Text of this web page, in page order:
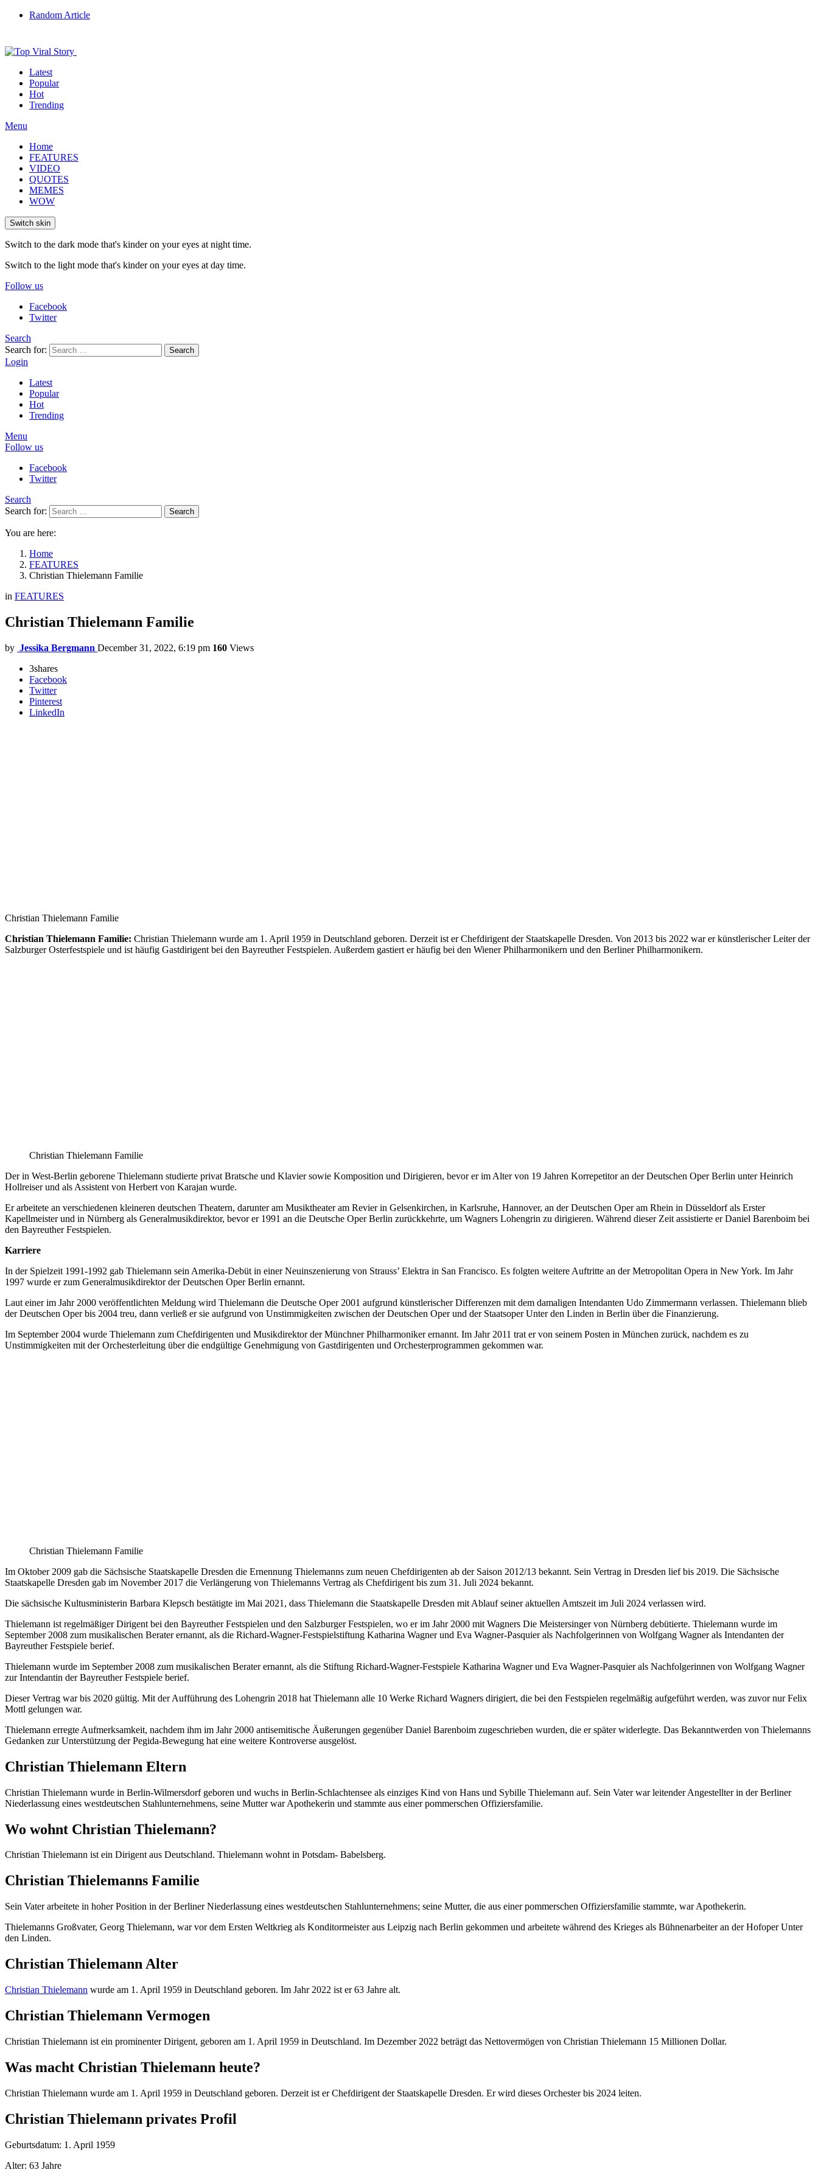
Random Article
Latest
Popular
Hot
Trending
Menu
Home
FEATURES
VIDEO
QUOTES
MEMES
WOW
Switch skin
Switch to the dark mode that's kinder on your eyes at night time.
Switch to the light mode that's kinder on your eyes at day time.
Follow us
Facebook
Twitter
Search
Search for:
Search
Login
Latest
Popular
Hot
Trending
Menu
Follow us
Facebook
Twitter
Search
Search for:
Search
You are here:
Home
FEATURES
Christian Thielemann Familie
in FEATURES
Christian Thielemann Familie
by Jessika Bergmann December 31, 2022, 6:19 pm 160 Views
3shares
Facebook
Twitter
Pinterest
LinkedIn
Christian Thielemann Familie
Christian Thielemann Familie: Christian Thielemann wurde am 1. April 1959 in Deutschland geboren. Derzeit ist er Chefdirigent der Staatskapelle Dresden. Von 2013 bis 2022 war er künstlerischer Leiter der
Salzburger Osterfestspiele und ist häufig Gastdirigent bei den Bayreuther Festspielen. Außerdem gastiert er häufig bei den Wiener Philharmonikern und den Berliner Philharmonikern.
Christian Thielemann Familie
Der in West-Berlin geborene Thielemann studierte privat Bratsche und Klavier sowie Komposition und Dirigieren, bevor er im Alter von 19 Jahren Korrepetitor an der Deutschen Oper Berlin unter Heinrich
Hollreiser und als Assistent von Herbert von Karajan wurde.
Er arbeitete an verschiedenen kleineren deutschen Theatern, darunter am Musiktheater am Revier in Gelsenkirchen, in Karlsruhe, Hannover, an der Deutschen Oper am Rhein in Düsseldorf als Erster
Kapellmeister und in Nürnberg als Generalmusikdirektor, bevor er 1991 an die Deutsche Oper Berlin zurückkehrte, um Wagners Lohengrin zu dirigieren. Während dieser Zeit assistierte er Daniel Barenboim bei
den Bayreuther Festspielen.
Karriere
In der Spielzeit 1991-1992 gab Thielemann sein Amerika-Debüt in einer Neuinszenierung von Strauss’ Elektra in San Francisco. Es folgten weitere Auftritte an der Metropolitan Opera in New York. Im Jahr
1997 wurde er zum Generalmusikdirektor der Deutschen Oper Berlin ernannt.
Laut einer im Jahr 2000 veröffentlichten Meldung wird Thielemann die Deutsche Oper 2001 aufgrund künstlerischer Differenzen mit dem damaligen Intendanten Udo Zimmermann verlassen. Thielemann blieb
der Deutschen Oper bis 2004 treu, dann verließ er sie aufgrund von Unstimmigkeiten zwischen der Deutschen Oper und der Staatsoper Unter den Linden in Berlin über die Finanzierung.
Im September 2004 wurde Thielemann zum Chefdirigenten und Musikdirektor der Münchner Philharmoniker ernannt. Im Jahr 2011 trat er von seinem Posten in München zurück, nachdem es zu
Unstimmigkeiten mit der Orchesterleitung über die endgültige Genehmigung von Gastdirigenten und Orchesterprogrammen gekommen war.
Christian Thielemann Familie
Im Oktober 2009 gab die Sächsische Staatskapelle Dresden die Ernennung Thielemanns zum neuen Chefdirigenten ab der Saison 2012/13 bekannt. Sein Vertrag in Dresden lief bis 2019. Die Sächsische
Staatskapelle Dresden gab im November 2017 die Verlängerung von Thielemanns Vertrag als Chefdirigent bis zum 31. Juli 2024 bekannt.
Die sächsische Kultusministerin Barbara Klepsch bestätigte im Mai 2021, dass Thielemann die Staatskapelle Dresden mit Ablauf seiner aktuellen Amtszeit im Juli 2024 verlassen wird.
Thielemann ist regelmäßiger Dirigent bei den Bayreuther Festspielen und den Salzburger Festspielen, wo er im Jahr 2000 mit Wagners Die Meistersinger von Nürnberg debütierte. Thielemann wurde im
September 2008 zum musikalischen Berater ernannt, als die Richard-Wagner-Festspielstiftung Katharina Wagner und Eva Wagner-Pasquier als Nachfolgerinnen von Wolfgang Wagner als Intendanten der
Bayreuther Festspiele berief.
Thielemann wurde im September 2008 zum musikalischen Berater ernannt, als die Stiftung Richard-Wagner-Festspiele Katharina Wagner und Eva Wagner-Pasquier als Nachfolgerinnen von Wolfgang Wagner
zur Intendantin der Bayreuther Festspiele berief.
Dieser Vertrag war bis 2020 gültig. Mit der Aufführung des Lohengrin 2018 hat Thielemann alle 10 Werke Richard Wagners dirigiert, die bei den Festspielen regelmäßig aufgeführt werden, was zuvor nur Felix
Mottl gelungen war.
Thielemann erregte Aufmerksamkeit, nachdem ihm im Jahr 2000 antisemitische Äußerungen gegenüber Daniel Barenboim zugeschrieben wurden, die er später widerlegte. Das Bekanntwerden von Thielemanns
Gedanken zur Unterstützung der Pegida-Bewegung hat eine weitere Kontroverse ausgelöst.
Christian Thielemann Eltern
Christian Thielemann wurde in Berlin-Wilmersdorf geboren und wuchs in Berlin-Schlachtensee als einziges Kind von Hans und Sybille Thielemann auf. Sein Vater war leitender Angestellter in der Berliner
Niederlassung eines westdeutschen Stahlunternehmens, seine Mutter war Apothekerin und stammte aus einer pommerschen Offiziersfamilie.
Wo wohnt Christian Thielemann?
Christian Thielemann ist ein Dirigent aus Deutschland. Thielemann wohnt in Potsdam- Babelsberg.
Christian Thielemanns Familie
Sein Vater arbeitete in hoher Position in der Berliner Niederlassung eines westdeutschen Stahlunternehmens; seine Mutter, die aus einer pommerschen Offiziersfamilie stammte, war Apothekerin.
Thielemanns Großvater, Georg Thielemann, war vor dem Ersten Weltkrieg als Konditormeister aus Leipzig nach Berlin gekommen und arbeitete während des Krieges als Bühnenarbeiter an der Hofoper Unter
den Linden.
Christian Thielemann Alter
Christian Thielemann wurde am 1. April 1959 in Deutschland geboren. Im Jahr 2022 ist er 63 Jahre alt.
Christian Thielemann Vermogen
Christian Thielemann ist ein prominenter Dirigent, geboren am 1. April 1959 in Deutschland. Im Dezember 2022 beträgt das Nettovermögen von Christian Thielemann 15 Millionen Dollar.
Was macht Christian Thielemann heute?
Christian Thielemann wurde am 1. April 1959 in Deutschland geboren. Derzeit ist er Chefdirigent der Staatskapelle Dresden. Er wird dieses Orchester bis 2024 leiten.
Christian Thielemann privates Profil
Geburtsdatum: 1. April 1959
Alter: 63 Jahre